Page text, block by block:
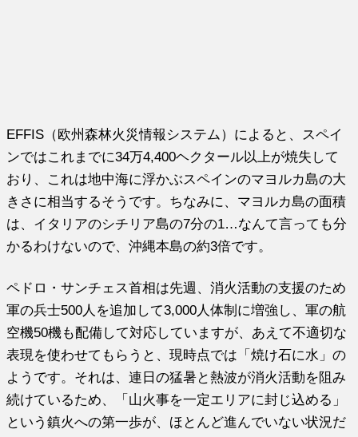
EFFIS（欧州森林火災情報システム）によると、スペイ
ンではこれまでに34万4,400ヘクタール以上が焼失して
おり、これは地中海に浮かぶスペインのマヨルカ島の大
きさに相当するそうです。ちなみに、マヨルカ島の面積
は、イタリアのシチリア島の7分の1…なんて言っても分
かるわけないので、沖縄本島の約3倍です。
ペドロ・サンチェス首相は先週、消火活動の支援のため
軍の兵士500人を追加して3,000人体制に増強し、軍の航
空機50機も配備して対応していますが、あえて不適切な
表現を使わせてもらうと、現時点では「焼け石に水」の
ようです。それは、連日の猛暑と熱波が消火活動を阻み
続けているため、「山火事を一定エリアに封じ込める」
という鎮火への第一歩が、ほとんど進んでいない状況だ